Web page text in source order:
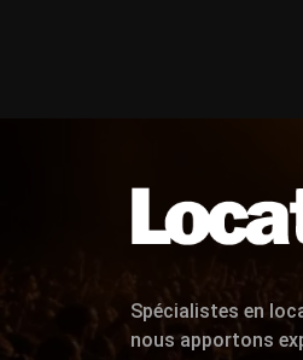
Spécialistes en
nous apportons